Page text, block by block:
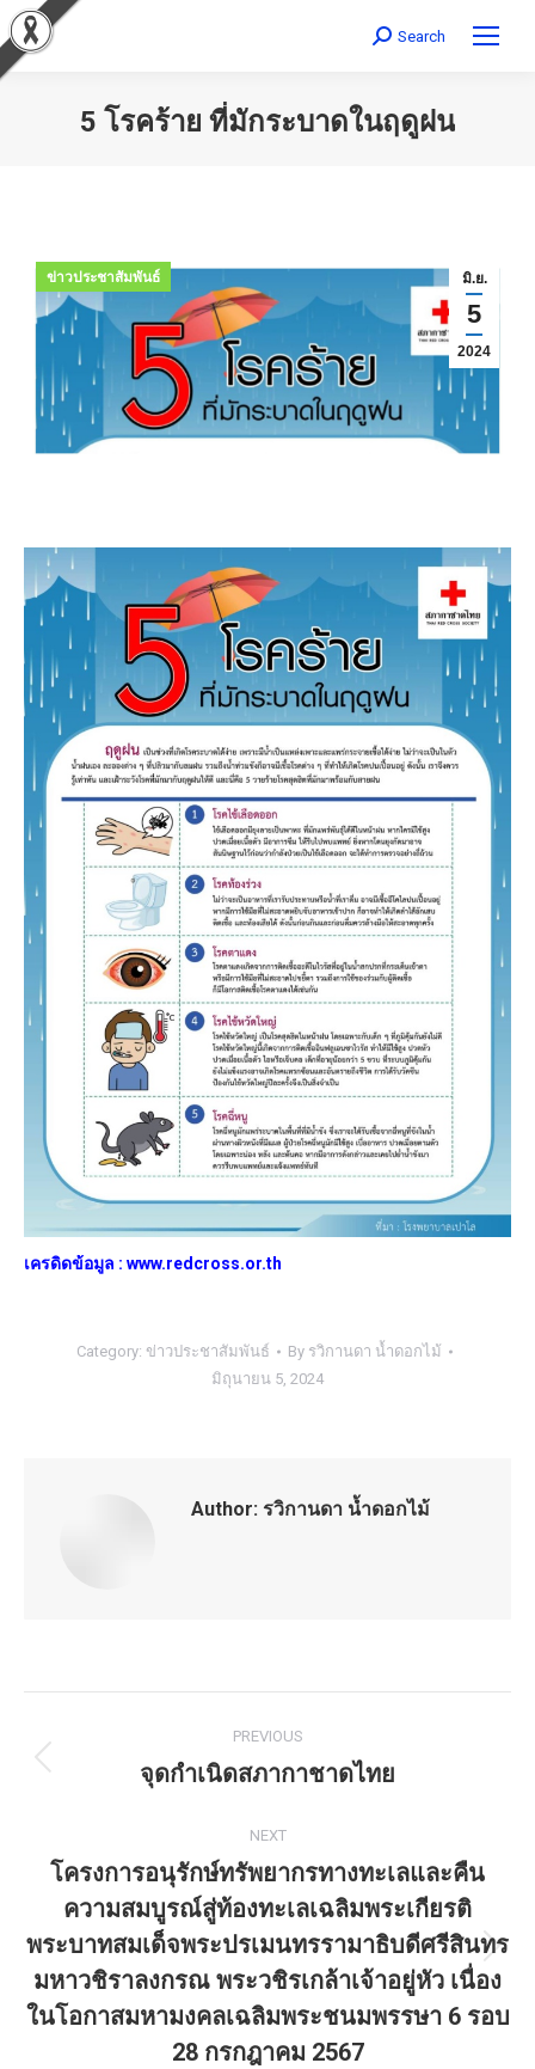
Search:
Search
5 โรคร้าย ที่มักระบาดในฤดูฝน
มิ.ย.
5
2024
ข่าวประชาสัมพันธ์
เครดิดข้อมูล : www.redcross.or.th
Category: ข่าวประชาสัมพันธ์ By รวิกานดา น้ำดอกไม้
มิถุนายน 5, 2024
Author: รวิกานดา น้ำดอกไม้
navigation
PREVIOUS
Previous
จุดกำเนิดสภากาชาดไทย
NEXT
Next
post:
โครงการอนุรักษ์ทรัพยากรทางทะเลและคืน
ความสมบูรณ์สู่ท้องทะเลเฉลิมพระเกียรติ
พระบาทสมเด็จพระปรเมนทรรามาธิบดีศรีสินทร
มหาวชิราลงกรณ พระวชิรเกล้าเจ้าอยู่หัว เนื่อง
ในโอกาสมหามงคลเฉลิมพระชนมพรรษา 6 รอบ
28 กรกฎาคม 2567